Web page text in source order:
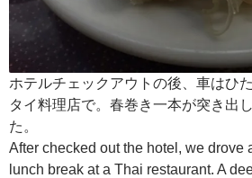
ホテルチェックアウトの後、車はひ
タイ料理店で。春巻き一本が突き出
た。
After checked out the hotel, we drove
lunch break at a Thai restaurant. A